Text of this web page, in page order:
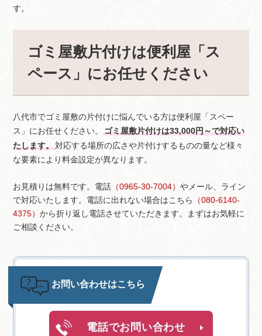
す。
ゴミ屋敷片付けは便利屋「ス
ペース」にお任せください
八代市でゴミ屋敷の片付けに悩んでいる方は便利屋「スペー
ス」にお任せください。ゴミ屋敷片付けは33,000円～で対応い
たします。対応する場所の広さや片付けするものの量など様々
な要素により料金設定が異なります。
お見積りは無料です。電話 （0965-30-7004）やメール、ライン
で対応いたします。電話に出れない場合はこちら
（080-6140-
4375）から折り返し電話させていただきます。まずはお気軽に
ご相談ください。
お問い合わせはこちら
電話でお問い合わせ